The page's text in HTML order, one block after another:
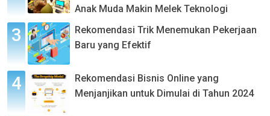
Anak Muda Makin Melek Teknologi
Rekomendasi Trik Menemukan Pekerjaan
Baru yang Efektif
Rekomendasi Bisnis Online yang
Menjanjikan untuk Dimulai di Tahun 2024